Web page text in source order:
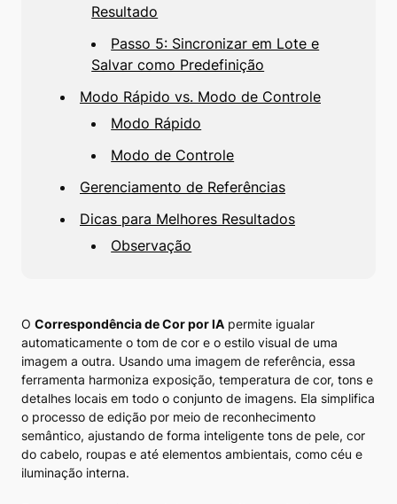
Resultado
Passo 5: Sincronizar em Lote e
Salvar como Predefinição
Modo Rápido vs. Modo de Controle
Modo Rápido
Modo de Controle
Gerenciamento de Referências
Dicas para Melhores Resultados
Observação
O Correspondência de Cor por IA permite igualar
automaticamente o tom de cor e o estilo visual de uma
imagem a outra. Usando uma imagem de referência, essa
ferramenta harmoniza exposição, temperatura de cor, tons e
detalhes locais em todo o conjunto de imagens. Ela simplifica
o processo de edição por meio de reconhecimento
semântico, ajustando de forma inteligente tons de pele, cor
do cabelo, roupas e até elementos ambientais, como céu e
iluminação interna.